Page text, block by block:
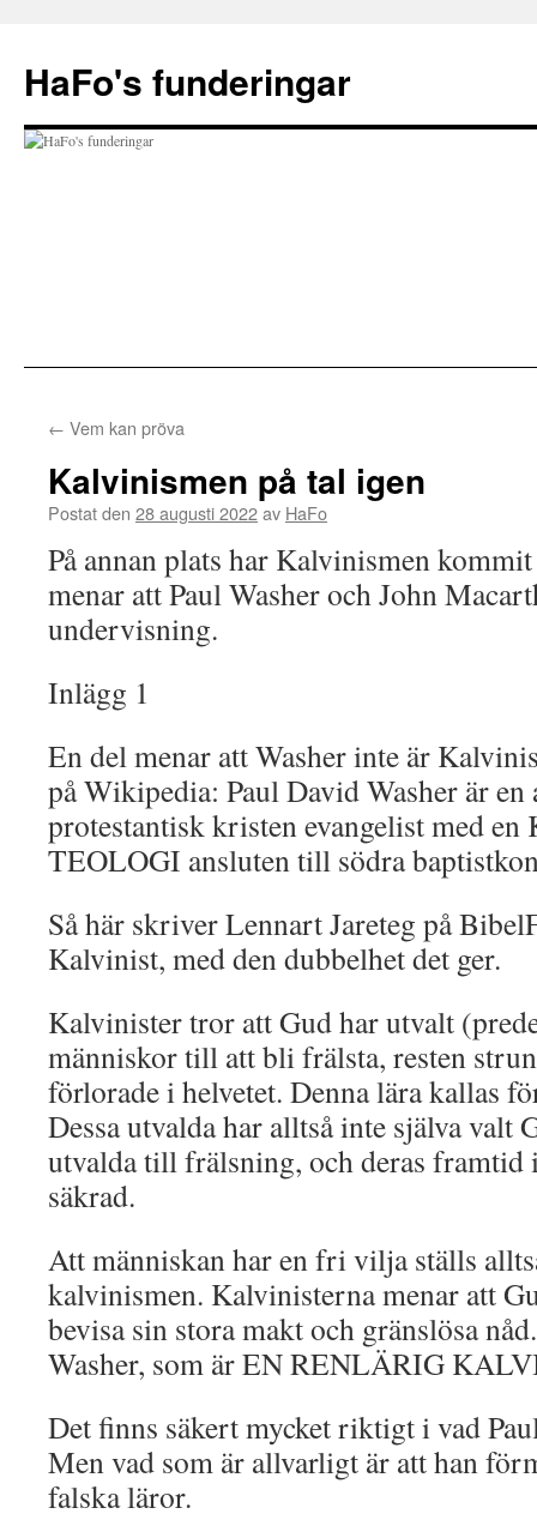
innehåll
HaFo's funderingar
← Vem kan pröva
Kalvinismen på tal igen
Postat den 28 augusti 2022av HaFo
På annan plats har Kalvinismen
menar att Paul Washer och John
undervisning.
Inlägg 1
En del menar att Washer inte är
på Wikipedia: Paul David Washer är
protestantisk kristen evangelist med
TEOLOGI ansluten till södra
Så här skriver Lennart Jareteg på
Kalvinist, med den dubbelhet det ger.
Kalvinister tror att Gud har utvalt
människor till att bli frälsta, resten
förlorade i helvetet. Denna lära kallas
Dessa utvalda har alltså inte själva valt
utvalda till frälsning, och deras framtid
säkrad.
Att människan har en fri vilja ställs
kalvinismen. Kalvinisterna menar att
bevisa sin stora makt och gränslösa
Washer, som är EN RENLÄRIG
Det finns säkert mycket riktigt i vad
Men vad som är allvarligt är att han
falska läror.